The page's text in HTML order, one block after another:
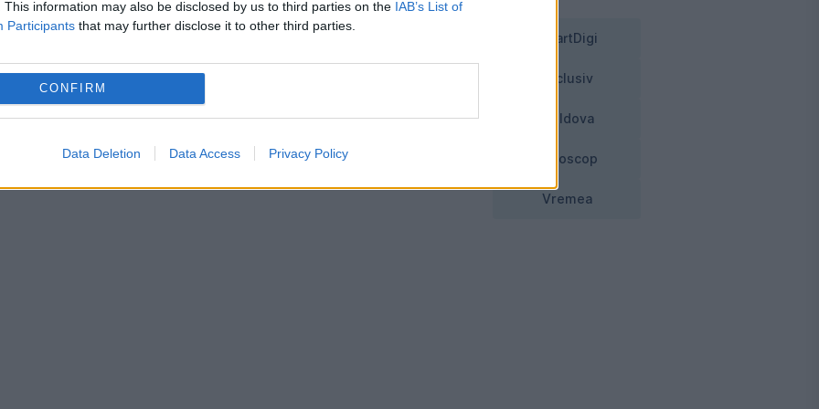
This information may also be disclosed by us to third parties on the IAB’s List of
Participants that may further disclose it to other third parties.
CONFIRM
Data Deletion Data Access Privacy Policy
semne cu mâna în aer, a doua oar? nu mai
imediat schimbare ?i poate era mai bine!
Lucescu, Tama? la fel!".„S?punaru e
clar c? nu mai vine cât sunt eu selec?ioner! Un
nu mai are ce c?uta! A zis c? nu sunt b?
a nu mai juca pentru România!".
SmartDigi
Exclusiv
Moldova
Horoscop
Vremea